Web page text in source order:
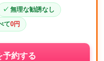
無理な勧誘なし
て0円
予約する